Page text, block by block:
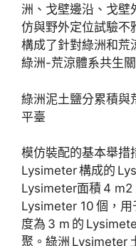
洲、戈壁邊沿、戈壁
仿與野外定位試驗不
構成了針對綠洲和荒
綠洲-荒涼體系共生
綠洲泥土鹽分累積與
平臺
模仿裝配的基本舉措
Lysimeter 構成的
Lysimeter面積 4 m2
Lysimeter 10 個，
度為 3 m 的
聚。綠洲 Lysimeter